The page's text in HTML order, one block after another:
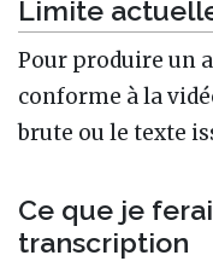
Limite
Pour produire un
conforme à la
brute ou le texte
Ce que je
transcription